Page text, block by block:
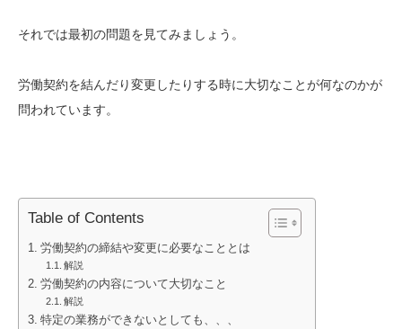
それでは最初の問題を見てみましょう。
労働契約を結んだり変更したりする時に大切なことが何なのかが
問われています。
Table of Contents
労働契約の締結や変更に必要なこととは
解説
労働契約の内容について大切なこと
解説
特定の業務ができないとしても、、、